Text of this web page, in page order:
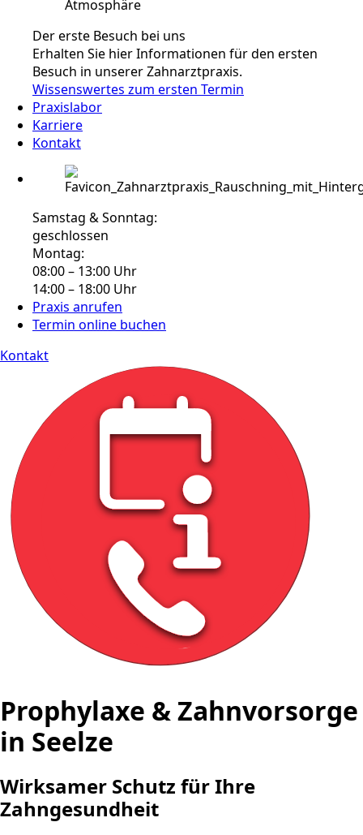
Der erste Besuch bei uns
Erhalten Sie hier Informationen für den ersten
Besuch in unserer Zahnarztpraxis.
Wissenswertes zum ersten Termin
Praxislabor
Karriere
Kontakt
Samstag & Sonntag:
geschlossen
Montag:
08:00 – 13:00 Uhr
14:00 – 18:00 Uhr
Praxis anrufen
Termin online buchen
Kontakt
Prophylaxe & Zahnvorsorge
in Seelze
Wirksamer Schutz für Ihre
Zahngesundheit